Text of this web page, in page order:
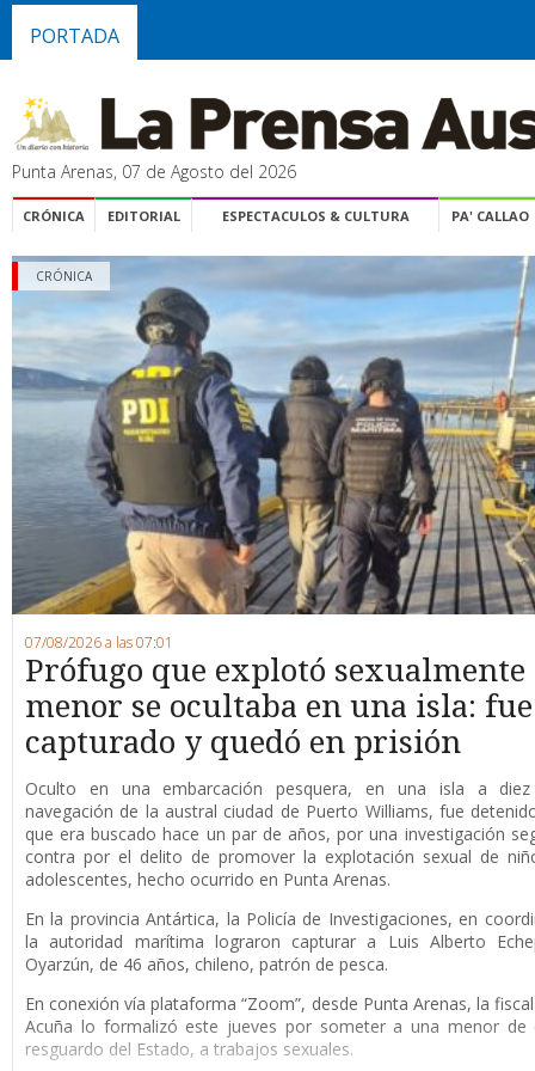
PORTADA
Punta Arenas, 07 de Agosto del 2026
CRÓNICA EDITORIAL ESPECTACULOS & CULTURA PA' CALLAO
CRÓNICA
07/08/2026 a las 07:01
Prófugo que explotó sexualmente
menor se ocultaba en una isla: fue
capturado y quedó en prisión
Oculto en una embarcación pesquera, en una isla a
navegación de la austral ciudad de Puerto Williams, fue
que era buscado hace un par de años, por una investigación
contra por el delito de promover la explotación sexual de
adolescentes, hecho ocurrido en Punta Arenas.
En la provincia Antártica, la Policía de Investigaciones, en
la autoridad marítima lograron capturar a Luis Alberto
Oyarzún, de 46 años, chileno, patrón de pesca.
En conexión vía plataforma “Zoom”, desde Punta Arenas, la
Acuña lo formalizó este jueves por someter a una menor de
resguardo del Estado, a trabajos sexuales.